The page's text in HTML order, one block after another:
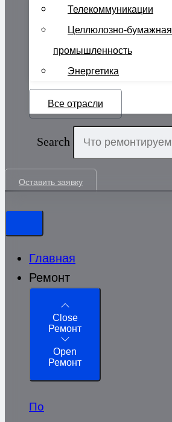
Телекоммуникации
Целлюлозно-бумажная
промышленность
Энергетика
Все отрасли
Search
Оставить заявку
Главная
Ремонт
Close
Ремонт
Open
Ремонт
По